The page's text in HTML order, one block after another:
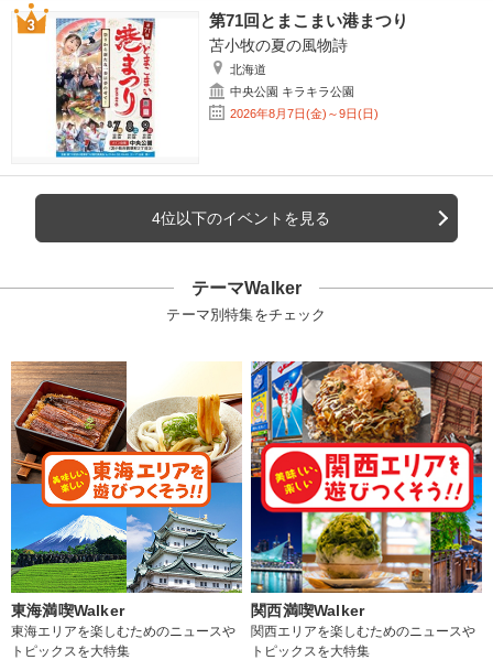
第71回とまこまい港まつり
苫小牧の夏の風物詩
北海道
中央公園 キラキラ公園
2026年8月7日(金)～9日(日)
4位以下のイベントを見る
テーマWalker
テーマ別特集をチェック
東海満喫Walker
東海エリアを楽しむためのニュースや
トピックスを大特集
関西満喫Walker
関西エリアを楽しむためのニュースや
トピックスを大特集